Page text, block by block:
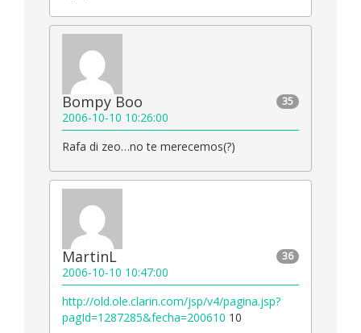
35
Bompy Boo
2006-10-10 10:26:00
Rafa di zeo…no te merecemos(?)
36
MartinL
2006-10-10 10:47:00
http://old.ole.clarin.com/jsp/v4/pagina.jsp?
pagId=1287285&fecha=200610 10